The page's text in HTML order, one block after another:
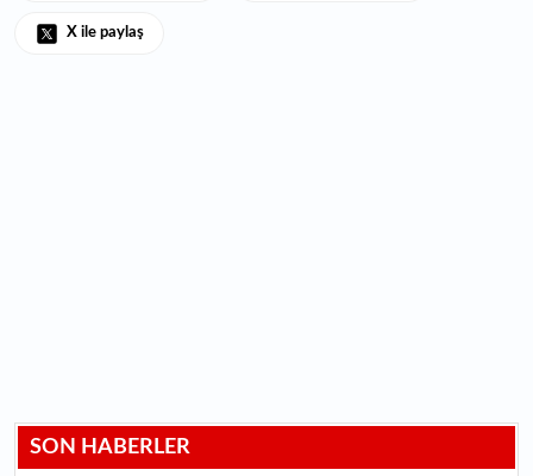
X ile paylaş
SON HABERLER